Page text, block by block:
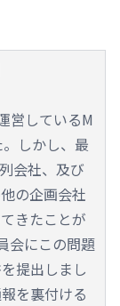
営しているM
しかし、最
会社、及び
の企画会社
きたことが
会にこの問題
提出しまし
を裏付ける